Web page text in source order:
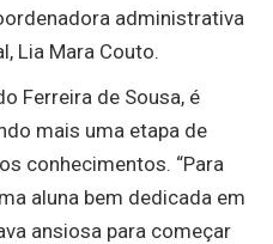
administrativa
Lia Mara Couto.
Ferreira de Sousa, é
mais uma etapa de
conhecimentos. “Para
aluna bem dedicada em
ansiosa para começar